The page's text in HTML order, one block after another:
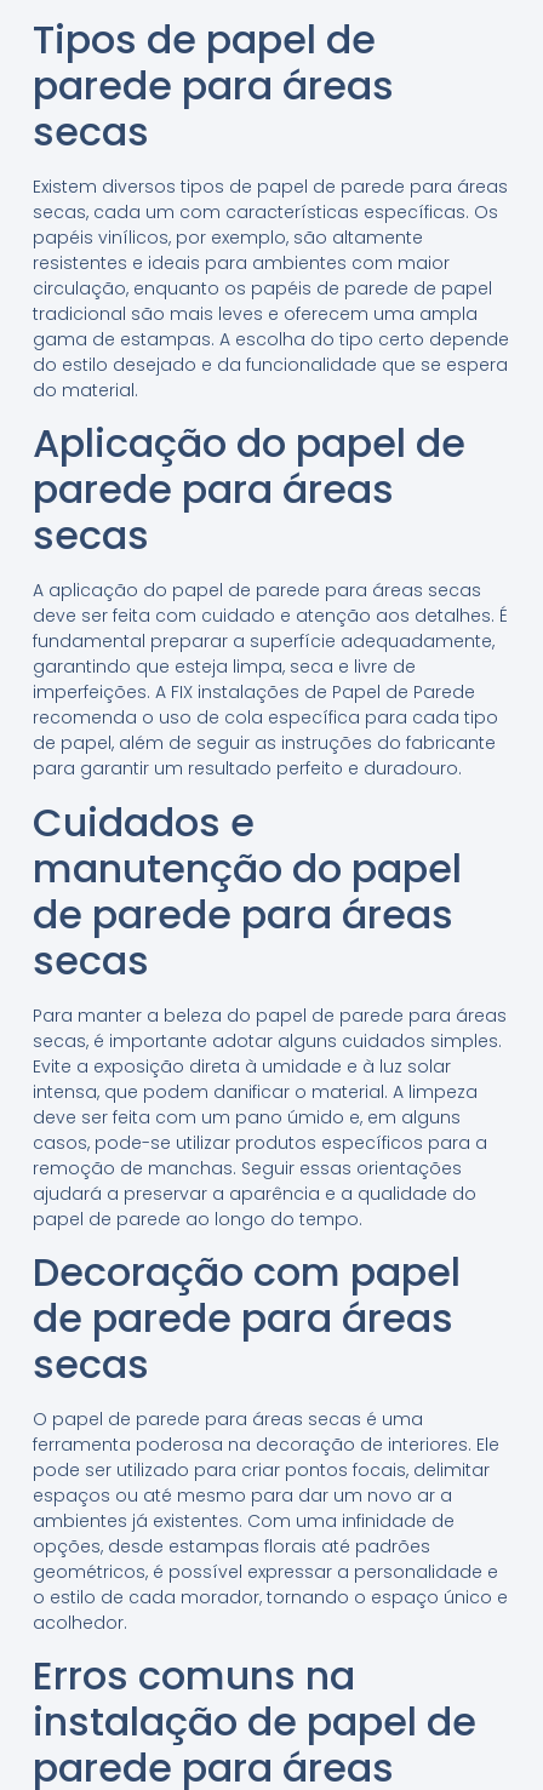
Tipos de papel de
parede para áreas
secas
Existem diversos tipos de papel de parede para áreas
secas, cada um com características específicas. Os
papéis vinílicos, por exemplo, são altamente
resistentes e ideais para ambientes com maior
circulação, enquanto os papéis de parede de papel
tradicional são mais leves e oferecem uma ampla
gama de estampas. A escolha do tipo certo depende
do estilo desejado e da funcionalidade que se espera
do material.
Aplicação do papel de
parede para áreas
secas
A aplicação do papel de parede para áreas secas
deve ser feita com cuidado e atenção aos detalhes. É
fundamental preparar a superfície adequadamente,
garantindo que esteja limpa, seca e livre de
imperfeições. A FIX instalações de Papel de Parede
recomenda o uso de cola específica para cada tipo
de papel, além de seguir as instruções do fabricante
para garantir um resultado perfeito e duradouro.
Cuidados e
manutenção do papel
de parede para áreas
secas
Para manter a beleza do papel de parede para áreas
secas, é importante adotar alguns cuidados simples.
Evite a exposição direta à umidade e à luz solar
intensa, que podem danificar o material. A limpeza
deve ser feita com um pano úmido e, em alguns
casos, pode-se utilizar produtos específicos para a
remoção de manchas. Seguir essas orientações
ajudará a preservar a aparência e a qualidade do
papel de parede ao longo do tempo.
Decoração com papel
de parede para áreas
secas
O papel de parede para áreas secas é uma
ferramenta poderosa na decoração de interiores. Ele
pode ser utilizado para criar pontos focais, delimitar
espaços ou até mesmo para dar um novo ar a
ambientes já existentes. Com uma infinidade de
opções, desde estampas florais até padrões
geométricos, é possível expressar a personalidade e
o estilo de cada morador, tornando o espaço único e
acolhedor.
Erros comuns na
instalação de papel de
parede para áreas